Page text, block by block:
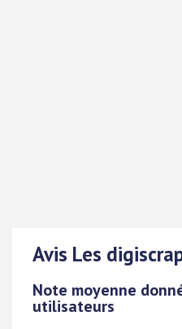
Avis Les
Note moyenne
utilisateurs